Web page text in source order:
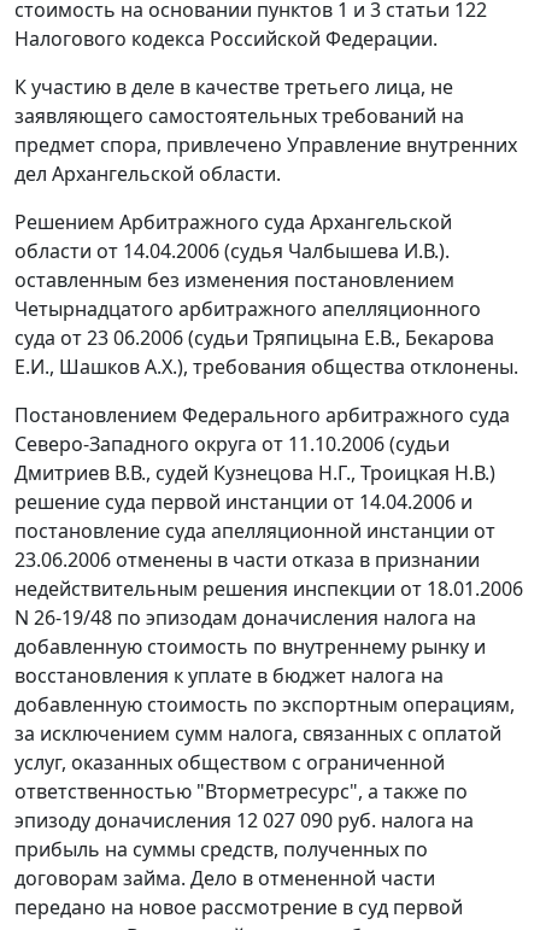
стоимость на основании пунктов 1 и 3 статьи 122
Налогового кодекса Российской Федерации.
К участию в деле в качестве третьего лица, не
заявляющего самостоятельных требований на
предмет спора, привлечено Управление внутренних
дел Архангельской области.
Решением Арбитражного суда Архангельской
области от 14.04.2006 (судья Чалбышева И.В.).
оставленным без изменения постановлением
Четырнадцатого арбитражного апелляционного
суда от 23 06.2006 (судьи Тряпицына Е.В., Бекарова
Е.И., Шашков А.Х.), требования общества отклонены.
Постановлением Федерального арбитражного суда
Северо-Западного округа от 11.10.2006(судьи
Дмитриев В.В., судей Кузнецова Н.Г., Троицкая Н.В.)
решение суда первой инстанции от 14.04.2006 и
постановление суда апелляционной инстанции от
23.06.2006 отменены в части отказа в признании
недействительным решения инспекции от 18.01.2006
N 26-19/48 по эпизодам доначисления налога на
добавленную стоимость по внутреннему рынку и
восстановления к уплате в бюджет налога на
добавленную стоимость по экспортным операциям,
за исключением сумм налога, связанных с оплатой
услуг, оказанных обществом с ограниченной
ответственностью "Вторметресурс", а также по
эпизоду доначисления 12 027 090 руб. налога на
прибыль на суммы средств, полученных по
договорам займа. Дело в отмененной части
передано на новое рассмотрение в суд первой